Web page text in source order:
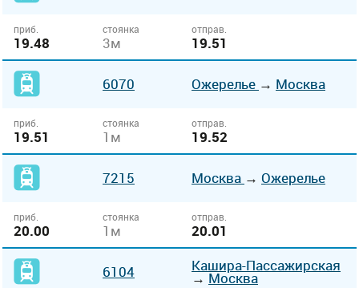
приб.
19.48
стоянка
3м
отправ.
19.51
6070 Ожерелье → Москва
приб.
19.51
стоянка
1м
отправ.
19.52
7215 Москва → Ожерелье
приб.
20.00
стоянка
1м
отправ.
20.01
6104 Кашира-Пассажирская
→Москва